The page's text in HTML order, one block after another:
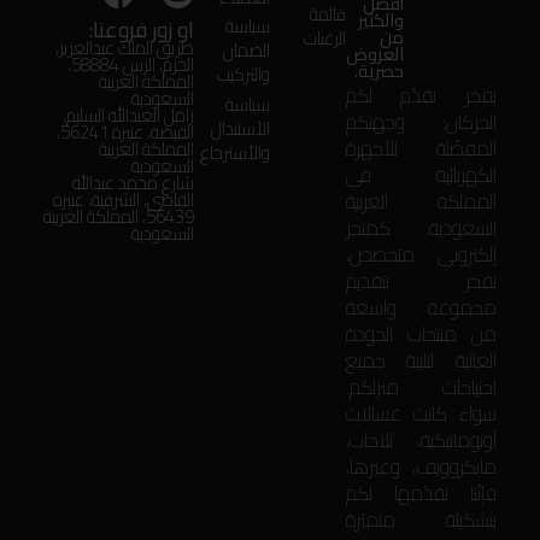
والكثير
من
العروض
حصرية.
بفخر نقدّم لكم
الحركان: وجهتكم
المفضّلة للأجهزة
الكهربائية في
المملكة العربية
السعودية. كمتجر
إلكتروني متخصص،
نفخر بتقديم
مجموعة واسعة
من منتجات الجودة
العالية لتلبية جميع
احتياجات منزلكم.
سواء كانت غسالات
أوتوماتيكية، ثلاجات،
مايكروويف، وغيرها،
فإنّنا نقدّمها لكم
بتشكيلة متميّزة
قائمة
الرغبات
سياسة
الضمان
والتركيب
سياسة
الأستبدال
والأسترجاع
او زور فروعنا:
طريق الملك عبدالعزيز،
الحزم، الرس 58884،
المملكة العربية
السعودية
زامل العبدالله السليم،
الفيضة، عنيزة 56241،
المملكة العربية
السعودية
شارع محمد عبدالله
القاضي، الشرقية، عنيزة
56439، المملكة العربية
السعودية